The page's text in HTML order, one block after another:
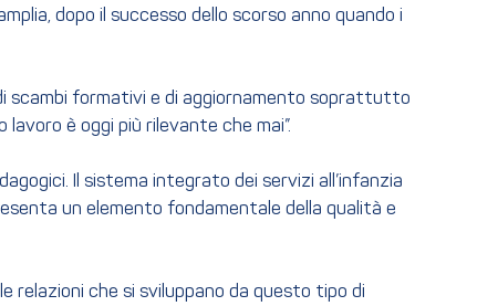
dopo il successo dello scorso anno quando i
scambi formativi e di aggiornamento soprattutto
è oggi più rilevante che mai”.
Il sistema integrato dei servizi all’infanzia
un elemento fondamentale della qualità e
relazioni che si sviluppano da questo tipo di